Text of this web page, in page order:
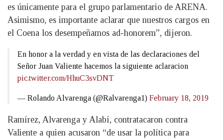
es únicamente para el grupo parlamentario de ARENA.
Asimismo, es importante aclarar que nuestros cargos en
el Coena los desempeñamos ad-honorem”, dijeron.
En honor a la verdad y en vista de las declaraciones del
Señor Juan Valiente hacemos la siguiente aclaracion
pic.twitter.com/HhuC3svDNT
— Rolando Alvarenga (@Ralvarenga1) February 18, 2019
Ramírez, Alvarenga y Alabí, contratacaron contra
Valiente a quien acusaron “de usar la política para